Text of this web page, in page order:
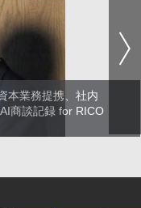
本業務提携、社内
商談記録 for RICO